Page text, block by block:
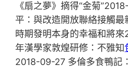
《扇之夢》摘得“金菊
平：與改造開放聯絡接觸
時期發明本身的幸福和將
年漢學家敦煌研修：不雅知
2018-09-27 多倫多食鴨記